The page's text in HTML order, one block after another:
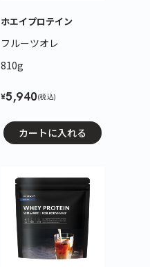
ホエイプロテイン
フルーツオレ
810g
¥5,940(税込)
カートに入れる